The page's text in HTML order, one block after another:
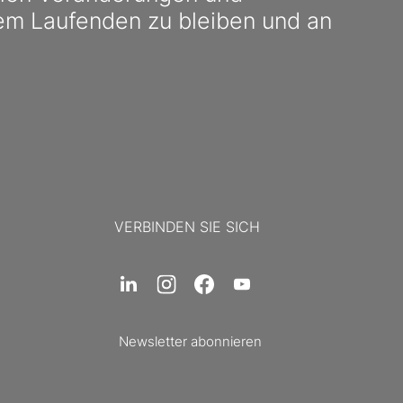
Laufenden zu bleiben und an
VERBINDEN SIE SICH
Newsletter abonnieren